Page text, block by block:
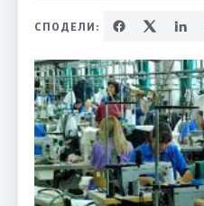
СПОДЕЛИ: